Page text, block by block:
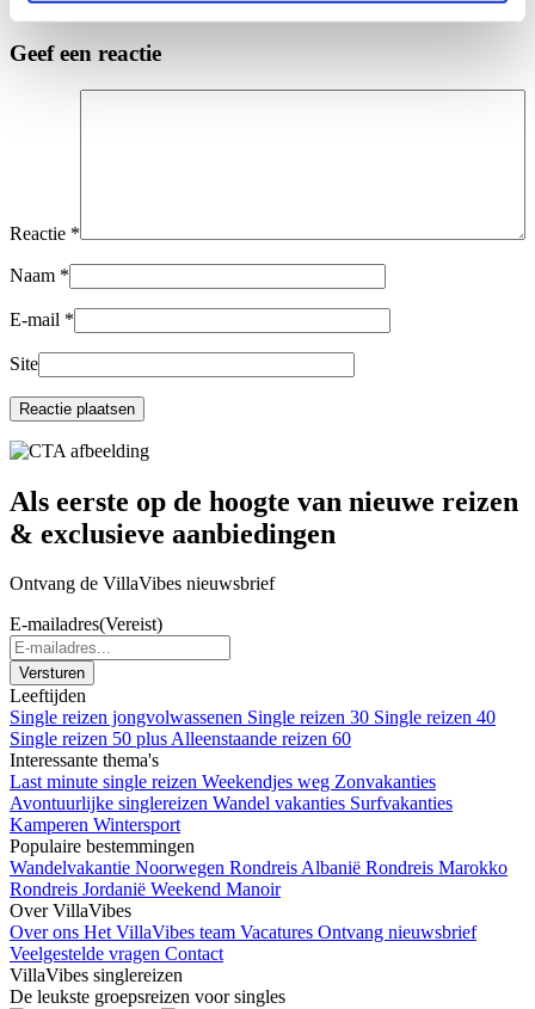
Geef een reactie
Reactie *
Naam *
E-mail *
Site
Als eerste op de hoogte van nieuwe reizen
& exclusieve aanbiedingen
Ontvang de VillaVibes nieuwsbrief
E-mailadres(Vereist)
Leeftijden
Single reizen jongvolwassenen Single reizen 30 Single reizen 40
Single reizen 50 plusAlleenstaande reizen 60
Interessante thema's
Last minute single reizen Weekendjes weg Zonvakanties
Avontuurlijke singlereizen Wandel vakanties Surfvakanties
Kamperen Wintersport
Populaire bestemmingen
Wandelvakantie Noorwegen Rondreis Albanië Rondreis Marokko
Rondreis Jordanië Weekend Manoir
Over VillaVibes
Over ons Het VillaVibes team Vacatures Ontvang nieuwsbrief
Veelgestelde vragen Contact
VillaVibes singlereizen
De leukste groepsreizen voor singles